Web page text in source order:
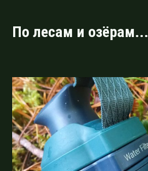
содержимому
По лесам и озёрам...